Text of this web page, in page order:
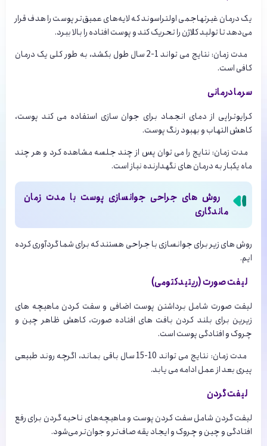
یک درمان غیرتهاجمی اولتراسوند که لایه‌های عمیق‌تر پوست را هدف قرار
می‌دهد تا تولید کلاژن را تحریک کند و پوست افتاده را بالا ببرد.
مدت زمان: نتایج می تواند 1-2 سال طول بکشد، به طور کلی یک درمان
کافی است.
سرما درمانی
کرایوتراپی از دمای انجماد برای جوان سازی استفاده می کند پوست،
کاهش التهاب و بهبود رنگ پوست.
مدت زمان: نتایج را می توان پس از چند جلسه مشاهده کرد و هر چند
ماه یکبار به درمان های نگهدارنده نیاز است.
روش های جراحی جوانسازی پوست با مدت زمان
ماندگاری
روش های زیر برای جوانسازی با جراحی هستند که برای شما گردآوری کرده
ایم.
لیفت صورت (ریتیدکتومی)
لیفت صورت شامل برداشتن پوست اضافی و سفت کردن ماهیچه های
زیرین برای بلند کردن بافت های افتاده صورت، کاهش ظاهر چین و
چروک و افتادگی پوست است.
مدت زمان: نتایج می تواند 10-15 سال باقی بماند، اگرچه روند طبیعی
پیری بعد از عمل ادامه می یابد.
لیفت گردن
لیفت گردن شامل سفت کردن پوست و ماهیچه‌های ناحیه گردن برای رفع
افتادگی و چین و چروک و ایجاد یقه صاف‌تر و جوان‌تر می‌شود.